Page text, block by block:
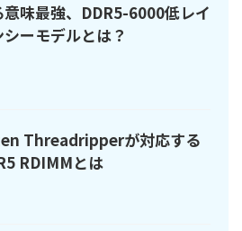
意味最強、DDR5-6000低レイ
シーモデルとは？
Threadripperが対応する
RDIMMとは